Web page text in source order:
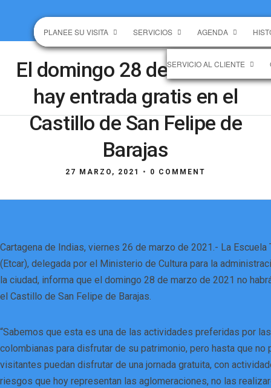
PLANEE SU VISITA SERVICIOS AGENDA
SERVICIO AL CLIENTE
El domingo 28 de marzo no
hay entrada gratis en el
Castillo de San Felipe de
Barajas
27 MARZO, 2021 • 0 COMMENT
Cartagena de Indias, viernes 26 de marzo de 2021.- La Escuela
(Etcar), delegada por el Ministerio de Cultura para la
la ciudad, informa que el domingo 28 de marzo de 2021 no
el Castillo de San Felipe de Barajas.
“Sabemos que esta es una de las actividades preferidas por
colombianas para disfrutar de su patrimonio, pero hasta que no
visitantes puedan disfrutar de una jornada gratuita, con
riesgos que hoy representan las aglomeraciones, no las